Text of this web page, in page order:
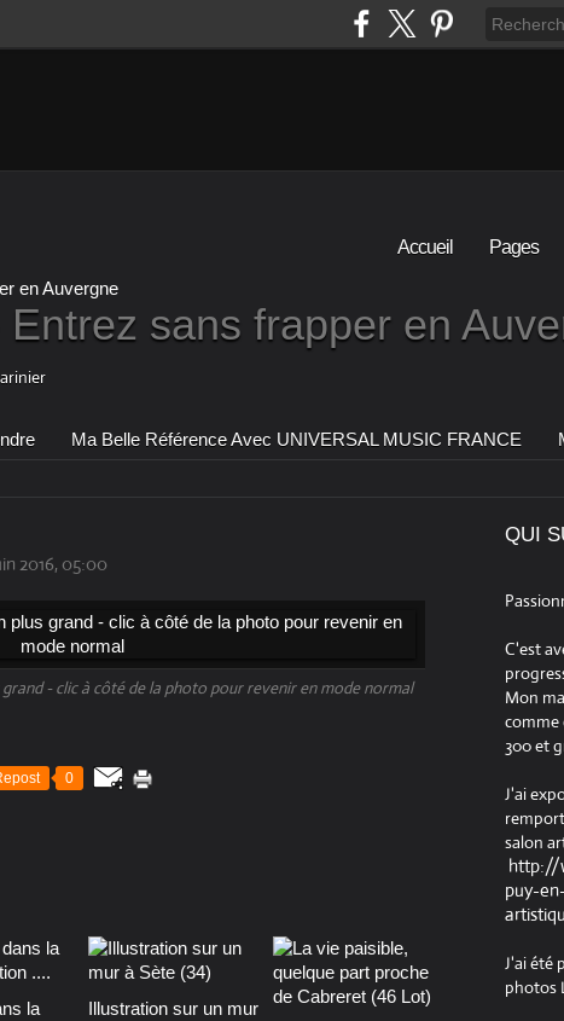
Accueil Pages
sans frapper en
Ma Belle Référence Avec UNIVERSAL MUSIC FRANCE
2016, 05:00
- clic à côté de la photo pour revenir en mode normal
0
la
Illustration sur un mur
QUI
C'est
Mon
comme
300 et
J'ai
salon
http://
puy-
J'ai été
photos